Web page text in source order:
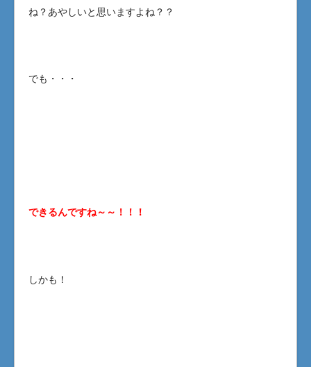
ね？あやしいと思いますよね？？
でも・・・
できるんですね～～！！！
しかも！